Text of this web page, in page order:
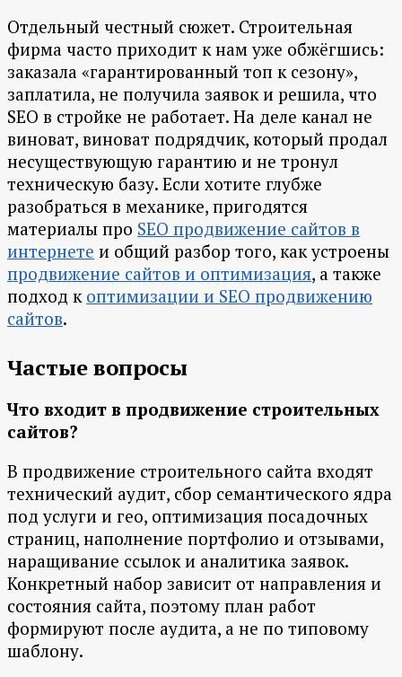
Отдельный честный сюжет. Строительная
фирма часто приходит к нам уже обжёгшись:
заказала «гарантированный топ к сезону»,
заплатила, не получила заявок и решила, что
SEO в стройке не работает. На деле канал не
виноват, виноват подрядчик, который продал
несуществующую гарантию и не тронул
техническую базу. Если хотите глубже
разобраться в механике, пригодятся
материалы про SEO продвижение сайтов в
интернете и общий разбор того, как устроены
продвижение сайтов и оптимизация, а также
подход к оптимизации и SEO продвижению
сайтов.
Частые вопросы
Что входит в продвижение строительных
сайтов?
В продвижение строительного сайта входят
технический аудит, сбор семантического ядра
под услуги и гео, оптимизация посадочных
страниц, наполнение портфолио и отзывами,
наращивание ссылок и аналитика заявок.
Конкретный набор зависит от направления и
состояния сайта, поэтому план работ
формируют после аудита, а не по типовому
шаблону.